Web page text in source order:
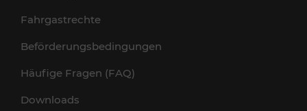
Fahrgastrechte
Beförderungsbedingungen
Häufige Fragen (FAQ)
Downloads